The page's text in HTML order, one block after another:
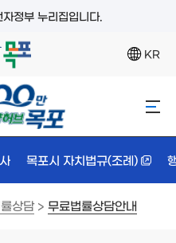
정부 누리집입니다.
KR
목포시 자치법규(조례)
상담 > 무료법률상담안내